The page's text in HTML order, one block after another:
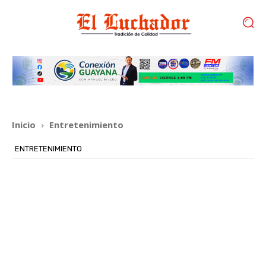
Inicio Entretenimiento
ENTRETENIMIENTO